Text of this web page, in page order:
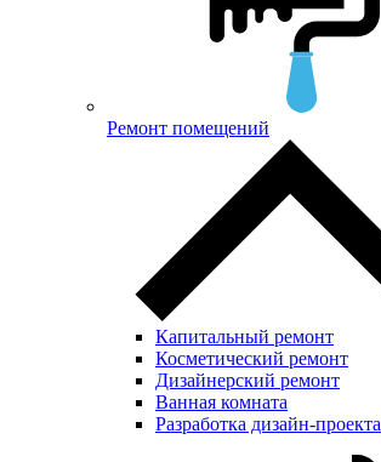
Ремонт помещений
Капитальный ремонт
Косметический ремонт
Дизайнерский ремонт
Ванная комната
Разработка дизайн-проекта